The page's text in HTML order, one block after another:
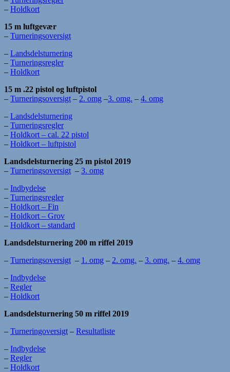
– Holdkort
15 m luftgevær
– Turneringsoversigt
– Landsdelsturnering
– Turneringsregler
– Holdkort
15 m .22 pistol og luftpistol
– Turneringsoversigt – 2. omg –3. omg. – 4. omg
– Landsdelsturnering
– Turneringsregler
– Holdkort – cal. 22 pistol
– Holdkort – luftpistol
Landsdelsturnering 25 m pistol 2019
– Turneringsoversigt – 3. omg
– Indbydelse
– Turneringsregler
– Holdkort – Fin
– Holdkort – Grov
– Holdkort – standard
Landsdelsturnering 200 m riffel 2019
– Turneringsoversigt – 1. omg – 2. omg. – 3. omg. – 4. omg
– Indbydelse
– Regler
– Holdkort
Landsdelsturnering 50 m riffel 2019
– Turneringoversigt – Resultatliste
– Indbydelse
– Regler
– Holdkort